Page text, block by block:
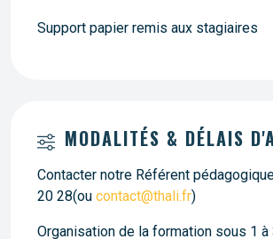
Support papier remis aux stagiaires
MODALITÉS & DÉLAIS
Contacter notre Référent
20 28(ou contact@thali.fr)
Organisation de la formation sous 1 à